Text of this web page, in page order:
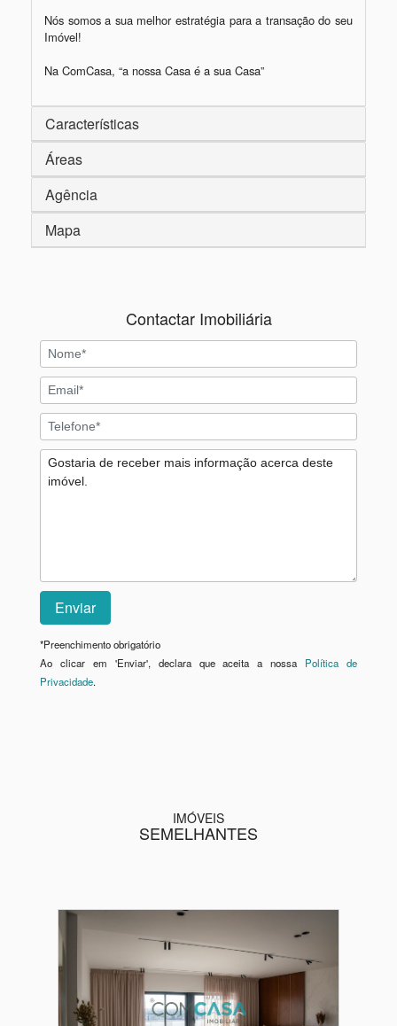
Nós somos a sua melhor estratégia para a transação do seu
Imóvel!
Na ComCasa, “a nossa Casa é a sua Casa”
Características
Áreas
Agência
Mapa
Contactar Imobiliária
*Preenchimento obrigatório
Ao clicar em 'Enviar', declara que aceita a nossa Política de
Privacidade.
IMÓVEIS
SEMELHANTES